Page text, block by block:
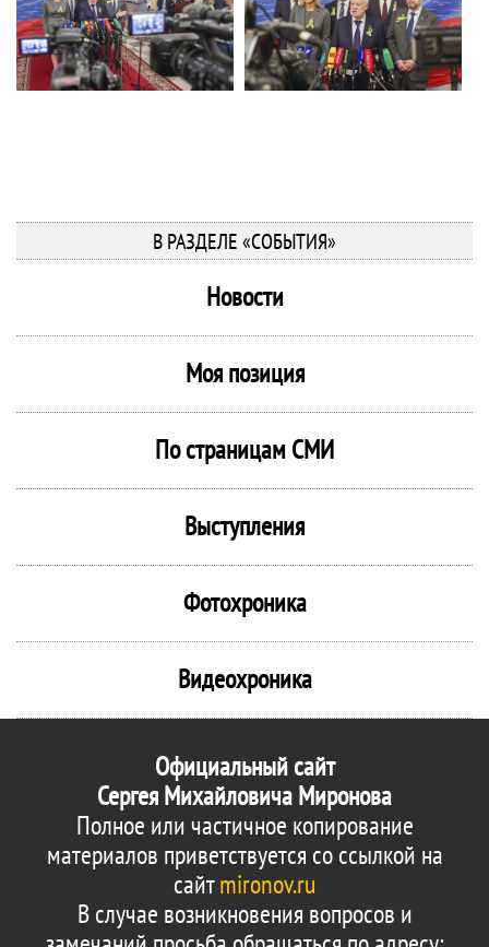
В РАЗДЕЛЕ «СОБЫТИЯ»
Новости
Моя позиция
По страницам СМИ
Выступления
Фотохроника
Видеохроника
Официальный сайт
Сергея Михайловича Миронова
Полное или частичное копирование
материалов приветствуется со ссылкой на
сайтmironov.ru
В случае возникновения вопросов и